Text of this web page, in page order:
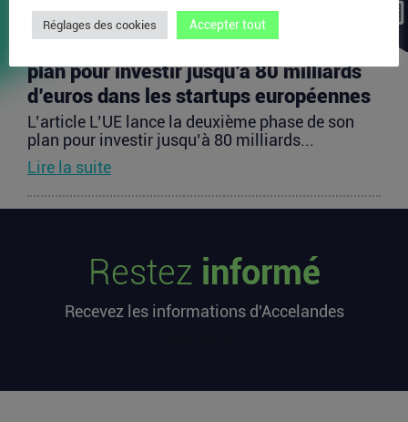
L’UE lance la deuxième phase de son
plan pour investir jusqu’à 80 milliards
d’euros dans les startups européennes
L’article L’UE lance la deuxième phase de son
plan pour investir jusqu’à 80 milliards...
Lire la suite
millions d’euros cette semaine
L’article Les startups françaises ont levé 113
premier sur...
Restez informé
Recevez les informations d'Accelandes
Réglages des cookies Accepter tout